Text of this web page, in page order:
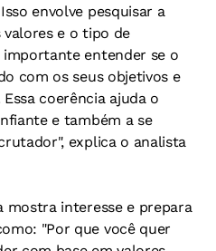
envolve pesquisar a
e o tipo de
importante entender se o
com os seus objetivos e
coerência ajuda o
e também a se
explica o analista
mostra interesse e prepara
"Por que você quer